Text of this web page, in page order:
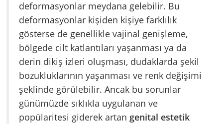
deformasyonlar meydana gelebilir. Bu
deformasyonlar kişiden kişiye farklılık
gösterse de genellikle vajinal genişleme,
bölgede cilt katlantıları yaşanması ya da
derin dikiş izleri oluşması, dudaklarda şekil
bozukluklarının yaşanması ve renk değişimi
şeklinde görülebilir. Ancak bu sorunlar
günümüzde sıklıkla uygulanan ve
popülaritesi giderek artan genital estetik